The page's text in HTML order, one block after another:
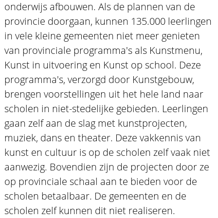
onderwijs afbouwen. Als de plannen van de
provincie doorgaan, kunnen 135.000 leerlingen
in vele kleine gemeenten niet meer genieten
van provinciale programma's als Kunstmenu,
Kunst in uitvoering en Kunst op school. Deze
programma's, verzorgd door Kunstgebouw,
brengen voorstellingen uit het hele land naar
scholen in niet-stedelijke gebieden. Leerlingen
gaan zelf aan de slag met kunstprojecten,
muziek, dans en theater. Deze vakkennis van
kunst en cultuur is op de scholen zelf vaak niet
aanwezig. Bovendien zijn de projecten door ze
op provinciale schaal aan te bieden voor de
scholen betaalbaar. De gemeenten en de
scholen zelf kunnen dit niet realiseren.